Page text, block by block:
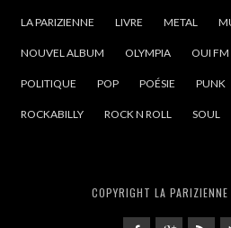
LA PARIZIENNE LIVRE METAL
NOUVEL ALBUM OLYMPIA OUI FM
POLITIQUE POP POÉSIE PUNK
ROCKABILLY ROCK N ROLL SOUL
COPYRIGHT LA